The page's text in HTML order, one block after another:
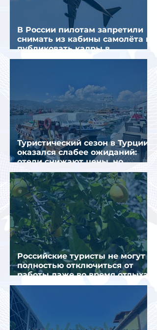
В России пилотам запретили
снимать из кабины самолёта и
публиковать кадры в
интернете
Туристический сезон в Турции
оказался слабее ожиданий:
отели снижают цены, но
загрузка остается низкой
Российские туристы не могут
полностью отключиться от
работы даже во время отдыха
в Турции